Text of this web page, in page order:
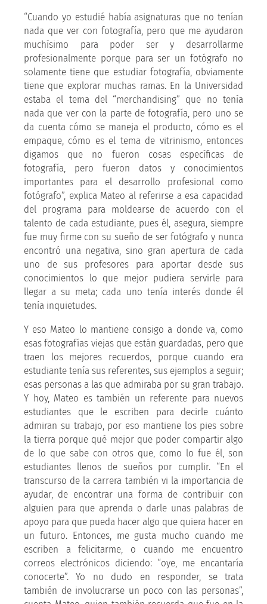
“Cuando yo estudié había asignaturas que no tenían
nada que ver con fotografía, pero que me ayudaron
muchísimo para poder ser y desarrollarme
profesionalmente porque para ser un fotógrafo no
solamente tiene que estudiar fotografía, obviamente
tiene que explorar muchas ramas. En la Universidad
estaba el tema del “merchandising” que no tenía
nada que ver con la parte de fotografía, pero uno se
da cuenta cómo se maneja el producto, cómo es el
empaque, cómo es el tema de vitrinismo, entonces
digamos que no fueron cosas específicas de
fotografía, pero fueron datos y conocimientos
importantes para el desarrollo profesional como
fotógrafo”, explica Mateo al referirse a esa capacidad
del programa para moldearse de acuerdo con el
talento de cada estudiante, pues él, asegura, siempre
fue muy firme con su sueño de ser fotógrafo y nunca
encontró una negativa, sino gran apertura de cada
uno de sus profesores para aportar desde sus
conocimientos lo que mejor pudiera servirle para
llegar a su meta; cada uno tenía interés donde él
tenía inquietudes.
Y eso Mateo lo mantiene consigo a donde va, como
esas fotografías viejas que están guardadas, pero que
traen los mejores recuerdos, porque cuando era
estudiante tenía sus referentes, sus ejemplos a seguir;
esas personas a las que admiraba por su gran trabajo.
Y hoy, Mateo es también un referente para nuevos
estudiantes que le escriben para decirle cuánto
admiran su trabajo, por eso mantiene los pies sobre
la tierra porque qué mejor que poder compartir algo
de lo que sabe con otros que, como lo fue él, son
estudiantes llenos de sueños por cumplir. “En el
transcurso de la carrera también vi la importancia de
ayudar, de encontrar una forma de contribuir con
alguien para que aprenda o darle unas palabras de
apoyo para que pueda hacer algo que quiera hacer en
un futuro. Entonces, me gusta mucho cuando me
escriben a felicitarme, o cuando me encuentro
correos electrónicos diciendo: “oye, me encantaría
conocerte”. Yo no dudo en responder, se trata
también de involucrarse un poco con las personas”,